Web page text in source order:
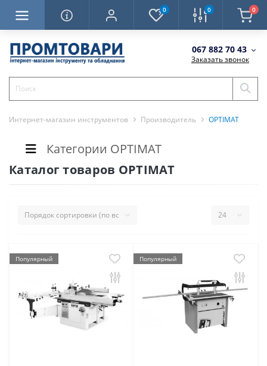
0 0 0
067 882 70 43
Заказать звонок
Интернет-магазин инструментов Производитель OPTIMAT
Категории OPTIMAT
Каталог товаров OPTIMAT
Популярный Популярный